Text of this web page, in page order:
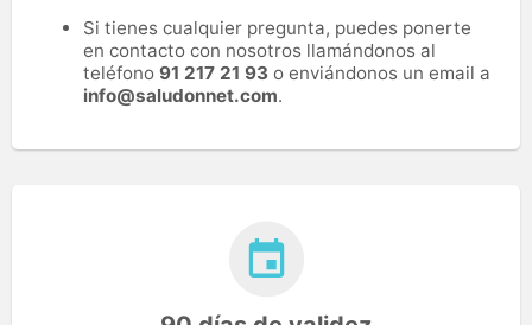
Si tienes cualquier pregunta, puedes ponerte
en contacto con nosotros llamándonos al
teléfono 91 217 21 93 o enviándonos un email a
info@saludonnet.com.